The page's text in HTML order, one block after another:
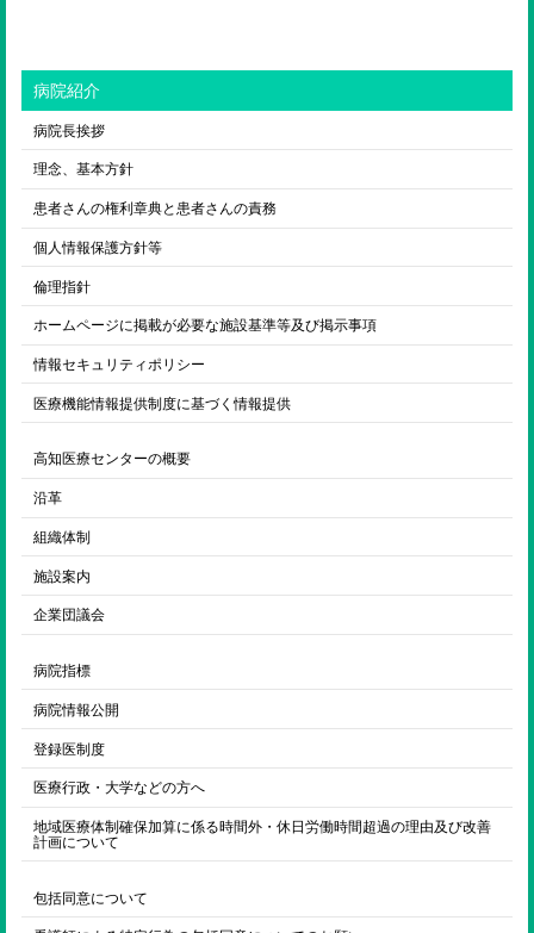
病院紹介
病院長挨拶
理念、基本方針
患者さんの権利章典と患者さんの責務
個人情報保護方針等
倫理指針
ホームページに掲載が必要な施設基準等及び掲示事項
情報セキュリティポリシー
医療機能情報提供制度に基づく情報提供
高知医療センターの概要
沿革
組織体制
施設案内
企業団議会
病院指標
病院情報公開
登録医制度
医療行政・大学などの方へ
地域医療体制確保加算に係る時間外・休日労働時間超過の理由及び改善
計画について
包括同意について